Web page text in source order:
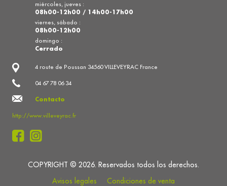
4 route de Poussan 34560 VILLEVEYRAC France
04 67 78 06 34
Contacto
http://www.villeveyrac.fr
miércoles, jueves :
08h00-12h00 / 14h00-17h00
viernes, sábado :
08h00-12h00
domingo :
Cerrado
COPYRIGHT © 2026. Reservados todos los derechos.
Avisos legales
Condiciones de venta